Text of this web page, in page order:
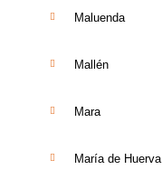
Maluenda
Mallén
Mara
María de Huerva